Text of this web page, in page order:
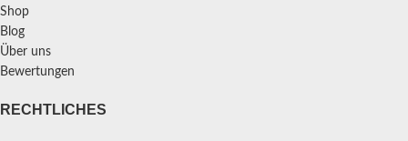
Shop
Blog
Über uns
Bewertungen
RECHTLICHES